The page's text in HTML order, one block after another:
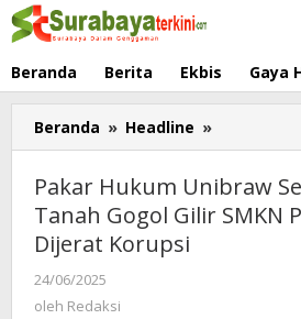
Lewati
ke
Beranda Berita Ekbis Gaya
Beranda » Headline »
Hukum
Unibraw
Sebut
Jual
Pakar Hukum Unibraw
Tanah Gogol Gilir SMKN
Dijerat Korupsi
24/06/2025
Redaksi
oleh Redaksi